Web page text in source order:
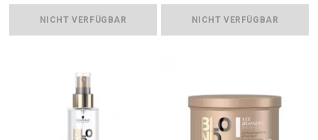
NICHT VERFÜGBAR NICHT VERFÜGBAR